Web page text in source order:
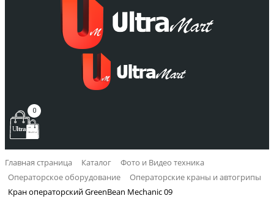
0
Главная страница Каталог
Фото и Видео техника
Операторское оборудование
Операторские краны и автогрипы
Кран операторский GreenBean Mechanic 09